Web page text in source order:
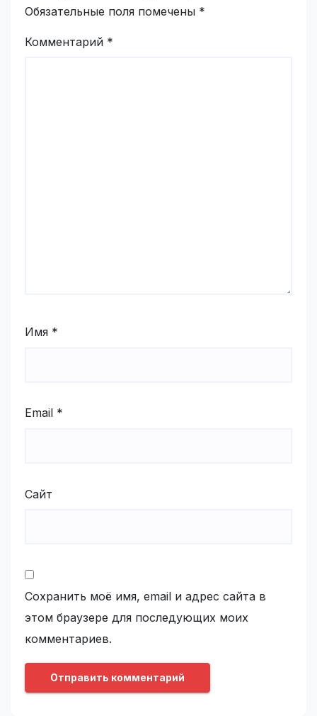
Обязательные поля помечены *
Комментарий *
Имя *
Email *
Сайт
Сохранить моё имя, email и адрес сайта в
этом браузере для последующих моих
комментариев.